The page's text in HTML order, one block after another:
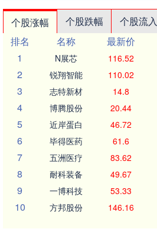
个股涨幅 个股跌幅 个股流入
排名
名称 最新价
1
N展芯 116.52
2 锐翔智能 110.02
3 志特新材 14.8
4 博腾股份 20.44
5 近岸蛋白 46.72
6 毕得医药 61.6
7 五洲医疗 83.62
8 耐科装备 49.67
9 一博科技 53.33
10 方邦股份 146.16